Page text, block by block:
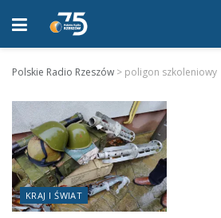
Polskie Radio Rzeszów > poligon szkoleniowy
KRAJ I ŚWIAT